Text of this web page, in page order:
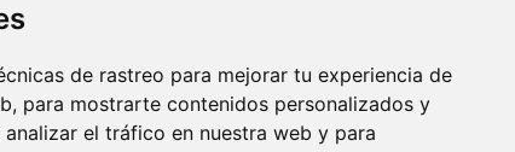
de rastreo para mejorar tu experiencia de
para mostrarte contenidos personalizados y
el tráfico en nuestra web y para